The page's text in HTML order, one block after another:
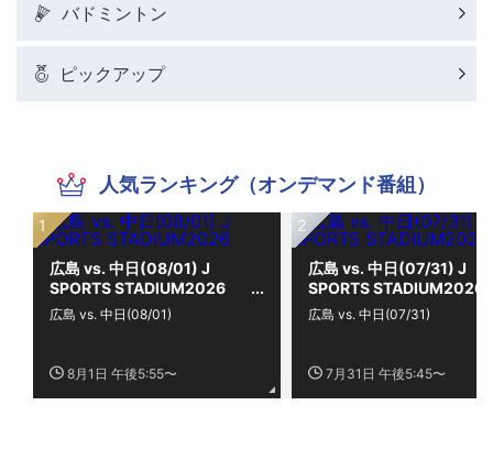
バドミントン
ピックアップ
人気ランキング（オンデマンド番組）
広島 vs. 中日(08/01) J
SPORTS STADIUM2026
8月1日 午後5:55〜
広島 vs. 中日(08/01)
広島 vs. 中日(07/31) J
SPORTS STADIUM2026
7月31日 午後5:45〜
広島 vs. 中日(07/31)